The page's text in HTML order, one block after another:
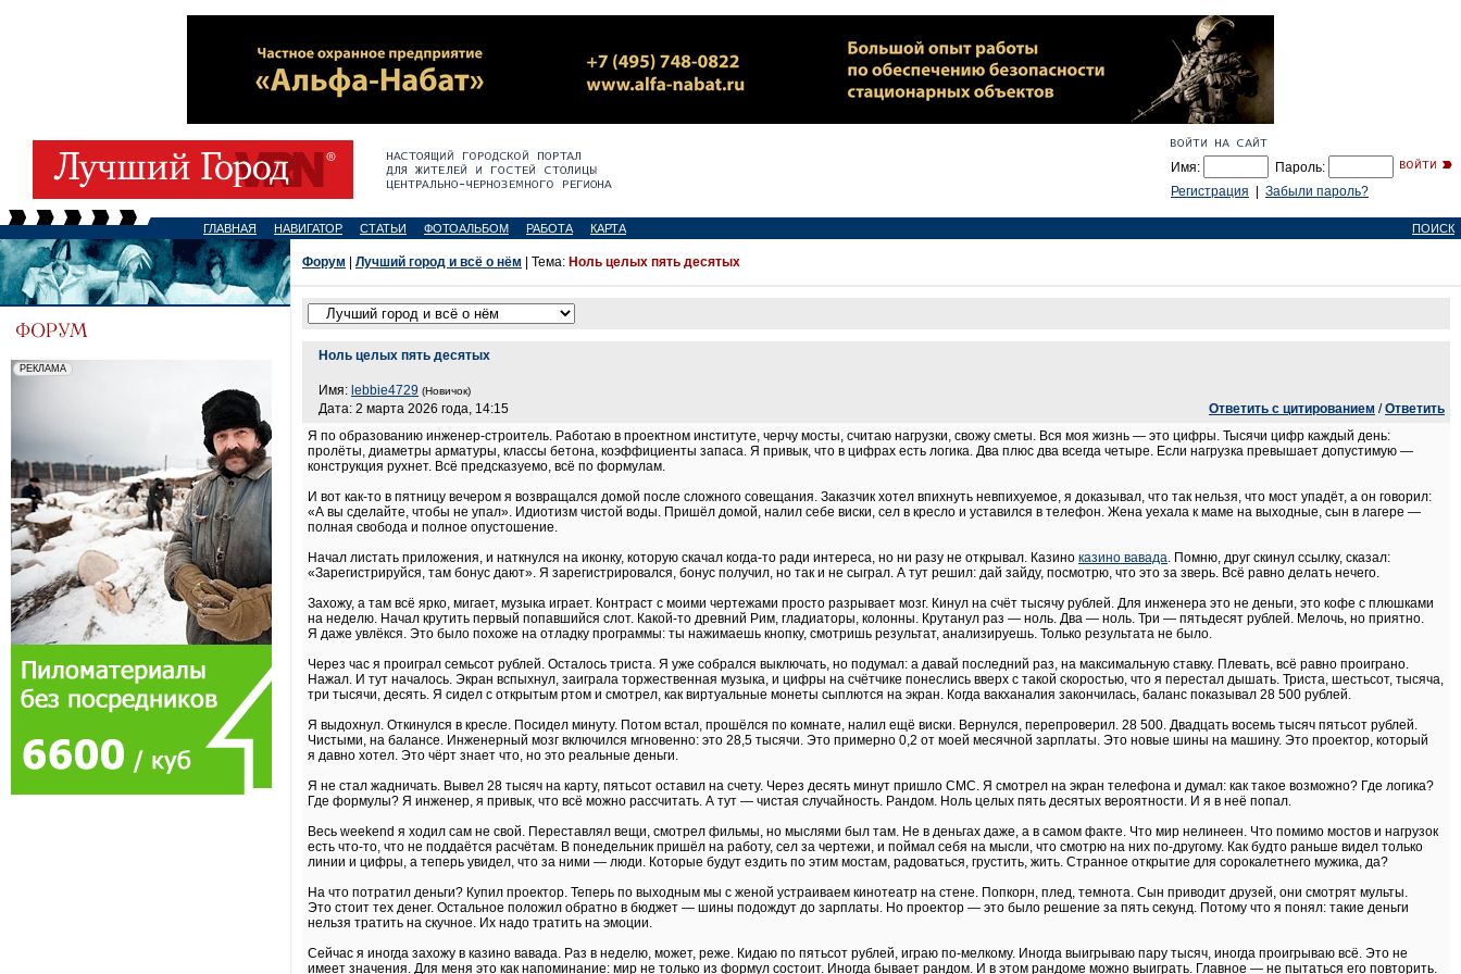
Имя:
Пароль:
Регистрация
Забыли пароль?
ГЛАВНАЯ НАВИГАТОР СТАТЬИ ФОТОАЛЬБОМ РАБОТА КАРТА ПОИСК
Форум Лучший город и всё о нём | Тема: Ноль целых пять десятых
Ноль целых пять десятых
Имя: lebbie4729 (Новичок)
Дата: 2 марта 2026 года, 14:15 Ответить с цитированием /Ответить
Я по образованию инженер-строитель. Работаю в проектном институте, черчу мосты, считаю нагрузки, свожу сметы. Вся моя жизнь — это цифры. Тысячи цифр каждый день:
пролёты, диаметры арматуры, классы бетона, коэффициенты запаса. Я привык, что в цифрах есть логика. Два плюс два всегда четыре. Если нагрузка превышает допустимую —
конструкция рухнет. Всё предсказуемо, всё по формулам.
И вот как-то в пятницу вечером я возвращался домой после сложного совещания. Заказчик хотел впихнуть невпихуемое, я доказывал, что так нельзя, что мост упадёт, а он говорил:
«А вы сделайте, чтобы не упал». Идиотизм чистой воды. Пришёл домой, налил себе виски, сел в кресло и уставился в телефон. Жена уехала к маме на выходные, сын в лагере —
полная свобода и полное опустошение.
Начал листать приложения, и наткнулся на иконку, которую скачал когда-то ради интереса, но ни разу не открывал. Казино казино вавада. Помню, друг скинул ссылку, сказал:
«Зарегистрируйся, там бонус дают». Я зарегистрировался, бонус получил, но так и не сыграл. А тут решил: дай зайду, посмотрю, что это за зверь. Всё равно делать нечего.
Захожу, а там всё ярко, мигает, музыка играет. Контраст с моими чертежами просто разрывает мозг. Кинул на счёт тысячу рублей. Для инженера это не деньги, это кофе с плюшками
на неделю. Начал крутить первый попавшийся слот. Какой-то древний Рим, гладиаторы, колонны. Крутанул раз — ноль. Два — ноль. Три — пятьдесят рублей. Мелочь, но приятно.
Я даже увлёкся. Это было похоже на отладку программы: ты нажимаешь кнопку, смотришь результат, анализируешь. Только результата не было.
Через час я проиграл семьсот рублей. Осталось триста. Я уже собрался выключать, но подумал: а давай последний раз, на максимальную ставку. Плевать, всё равно проиграно.
Нажал. И тут началось. Экран вспыхнул, заиграла торжественная музыка, и цифры на счётчике понеслись вверх с такой скоростью, что я перестал дышать. Триста, шестьсот, тысяча,
три тысячи, десять. Я сидел с открытым ртом и смотрел, как виртуальные монеты сыплются на экран. Когда вакханалия закончилась, баланс показывал 28 500 рублей.
Я выдохнул. Откинулся в кресле. Посидел минуту. Потом встал, прошёлся по комнате, налил ещё виски. Вернулся, перепроверил. 28 500. Двадцать восемь тысяч пятьсот рублей.
Чистыми, на балансе. Инженерный мозг включился мгновенно: это 28,5 тысячи. Это примерно 0,2 от моей месячной зарплаты. Это новые шины на машину. Это проектор, который
я давно хотел. Это чёрт знает что, но это реальные деньги.
Я не стал жадничать. Вывел 28 тысяч на карту, пятьсот оставил на счету. Через десять минут пришло СМС. Я смотрел на экран телефона и думал: как такое возможно? Где логика?
Где формулы? Я инженер, я привык, что всё можно рассчитать. А тут — чистая случайность. Рандом. Ноль целых пять десятых вероятности. И я в неё попал.
Весь weekend я ходил сам не свой. Переставлял вещи, смотрел фильмы, но мыслями был там. Не в деньгах даже, а в самом факте. Что мир нелинеен. Что помимо мостов и нагрузок
есть что-то, что не поддаётся расчётам. В понедельник пришёл на работу, сел за чертежи, и поймал себя на мысли, что смотрю на них по-другому. Как будто раньше видел только
линии и цифры, а теперь увидел, что за ними — люди. Которые будут ездить по этим мостам, радоваться, грустить, жить. Странное открытие для сорокалетнего мужика, да?
На что потратил деньги? Купил проектор. Теперь по выходным мы с женой устраиваем кинотеатр на стене. Попкорн, плед, темнота. Сын приводит друзей, они смотрят мульты.
Это стоит тех денег. Остальное положил обратно в бюджет — шины подождут до зарплаты. Но проектор — это было решение за пять секунд. Потому что я понял: такие деньги
нельзя тратить на скучное. Их надо тратить на эмоции.
Сейчас я иногда захожу в казино вавада. Раз в неделю, может, реже. Кидаю по пятьсот рублей, играю по-мелкому. Иногда выигрываю пару тысяч, иногда проигрываю всё. Это не
имеет значения. Для меня это как напоминание: мир не только из формул состоит. Иногда бывает рандом. И в этом рандоме можно выиграть. Главное — не пытаться его повторить.